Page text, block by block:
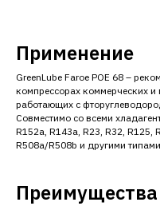
Применение
GreenLube Faroe POE 68 –
компрессорах коммерческих
работающих с
Совместимо со всеми
R152a, R143a, R23, R32, R125,
R508a/R508b и другими
Преимущества